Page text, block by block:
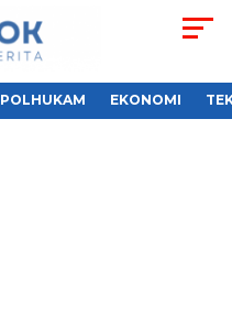
POLHUKAM EKONOMI